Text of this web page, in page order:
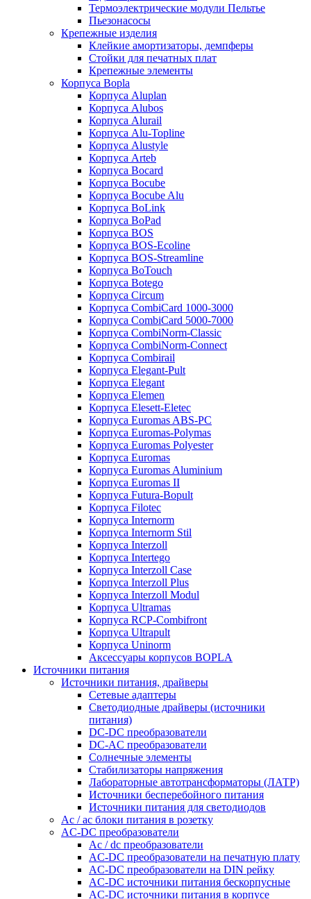
Термоэлектрические модули Пельтье
Пьезонасосы
Крепежные изделия
Клейкие амортизаторы, демпферы
Стойки для печатных плат
Крепежные элементы
Корпуса Bopla
Корпуса Aluplan
Корпуса Alubos
Корпуса Alurail
Корпуса Alu-Topline
Корпуса Alustyle
Корпуса Arteb
Корпуса Bocard
Корпуса Bocube
Корпуса Bocube Alu
Корпуса BoLink
Корпуса BoPad
Корпуса BOS
Корпуса BOS-Ecoline
Корпуса BOS-Streamline
Корпуса BoTouch
Корпуса Botego
Корпуса Circum
Корпуса CombiCard 1000-3000
Корпуса CombiCard 5000-7000
Корпуса CombiNorm-Classic
Корпуса CombiNorm-Connect
Корпуса Combirail
Корпуса Elegant-Pult
Корпуса Elegant
Корпуса Elemen
Корпуса Elesett-Eletec
Корпуса Euromas ABS-PC
Корпуса Euromas-Polymas
Корпуса Euromas Polyester
Корпуса Euromas
Корпуса Euromas Aluminium
Корпуса Euromas II
Корпуса Futura-Bopult
Корпуса Filotec
Корпуса Internorm
Корпуса Internorm Stil
Корпуса Interzoll
Корпуса Intertego
Корпуса Interzoll Case
Корпуса Interzoll Plus
Корпуса Interzoll Modul
Корпуса Ultramas
Корпуса RCP-Combifront
Корпуса Ultrapult
Корпуса Uninorm
Аксессуары корпусов BOPLA
Источники питания
Источники питания, драйверы
Сетевые адаптеры
Светодиодные драйверы (источники
питания)
DC-DC преобразователи
DC-AC преобразователи
Солнечные элементы
Стабилизаторы напряжения
Лабораторные автотрансформаторы (ЛАТР)
Источники бесперебойного питания
Источники питания для светодиодов
Ac / ac блоки питания в розетку
AC-DC преобразователи
Ac / dc преобразователи
AC-DC преобразователи на печатную плату
AC-DC преобразователи на DIN рейку
AC-DC источники питания бескорпусные
AC-DC источники питания в корпусе